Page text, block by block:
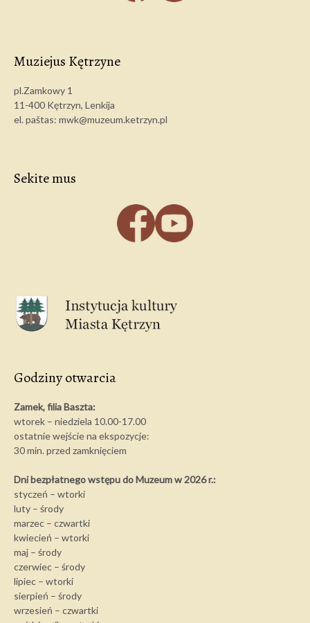
Muziejus Kętrzyne
pl.Zamkowy 1
11-400 Kętrzyn, Lenkija
el. paštas: mwk@muzeum.ketrzyn.pl
Sekite mus
Godziny otwarcia
Zamek, filia Baszta:
wtorek – niedziela 10.00-17.00
ostatnie wejście na ekspozycje:
30 min. przed zamknięciem
Dni bezpłatnego wstępu do Muzeum w 2026 r.:
styczeń – wtorki
luty – środy
marzec – czwartki
kwiecień – wtorki
maj – środy
czerwiec – środy
lipiec – wtorki
sierpień – środy
wrzesień – czwartki